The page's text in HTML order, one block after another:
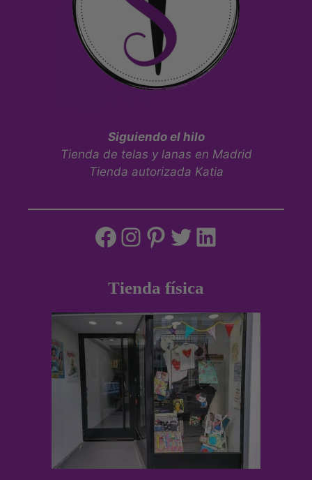
Siguiendo el hilo
Tienda de telas y lanas en Madrid
Tienda autorizada Katia
Tienda física